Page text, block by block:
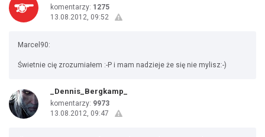
komentarzy: 1275
13.08.2012, 09:52
Marcel90:
Świetnie cię zrozumiałem :-P i mam nadzieje że się nie mylisz:-)
_Dennis_Bergkamp_
komentarzy: 9973
13.08.2012, 09:47